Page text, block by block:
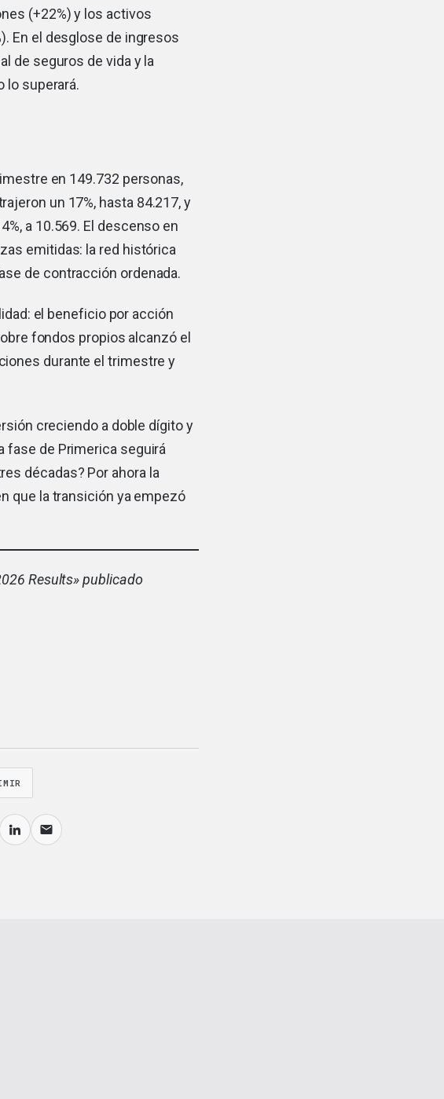
(+22%) y los activos
En el desglose de ingresos
de seguros de vida y la
lo superará.
en 149.732 personas,
un 17%, hasta 84.217, y
a 10.569. El descenso en
emitidas: la red histórica
de contracción ordenada.
el beneficio por acción
fondos propios alcanzó el
durante el trimestre y
creciendo a doble dígito y
fase de Primerica seguirá
décadas? Por ahora la
que la transición ya empezó
Results» publicado